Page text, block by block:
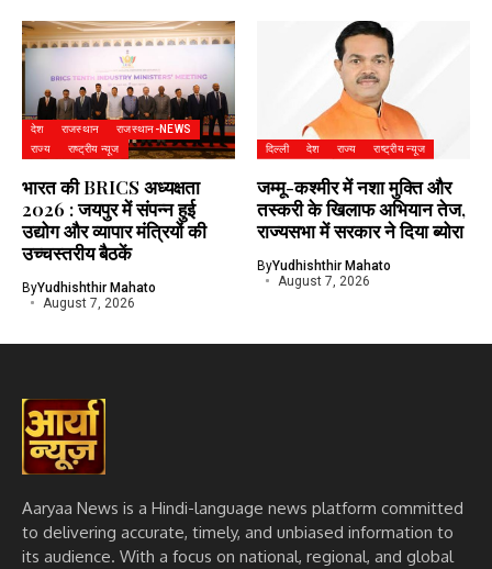
देश राजस्थान
राजस्थान-NEWS
राज्य
राष्ट्रीय न्यूज
भारत की BRICS अध्यक्षता
2026 : जयपुर में संपन्न हुई
उद्योग और व्यापार मंत्रियों की
उच्चस्तरीय बैठकें
ByYudhishthir Mahato
August 7, 2026
दिल्ली देश राज्य राष्ट्रीय न्यूज
जम्मू-कश्मीर में नशा मुक्ति और
तस्करी के खिलाफ अभियान तेज,
राज्यसभा में सरकार ने दिया ब्योरा
ByYudhishthir Mahato
August 7, 2026
Aaryaa News is a Hindi-language news platform committed
to delivering accurate, timely, and unbiased information to
its audience. With a focus on national, regional, and global